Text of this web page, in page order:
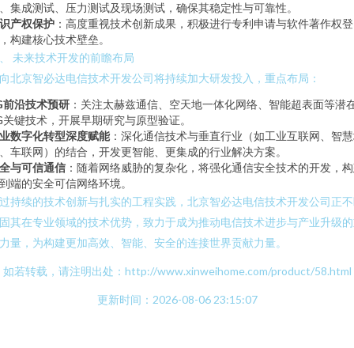
集成测试、压力测试及现场测试，确保其稳定性与可靠性。
产权保护 ：高度重视技术创新成果，积极进行专利申请与软件著作权登
构建核心技术壁垒。
未来技术开发的前瞻布局
北京智必达电信技术开发公司将持续加大研发投入，重点布局：
前沿技术预研 ：关注太赫兹通信、空天地一体化网络、智能超表面等潜
关键技术，开展早期研究与原型验证。
数字化转型深度赋能：深化通信技术与垂直行业（如工业互联网、智
车联网）的结合，开发更智能、更集成的行业解决方案。
与可信通信 ：随着网络威胁的复杂化，将强化通信安全技术的开发，
端的安全可信网络环境。
持续的技术创新与扎实的工程实践，北京智必达电信技术开发公司正
其在专业领域的技术优势，致力于成为推动电信技术进步与产业升级
量，为构建更加高效、智能、安全的连接世界贡献力量。
如若转载，请注明出处：http://www.xinweihome.com/product/58.html
更新时间：2026-08-06 23:15:07